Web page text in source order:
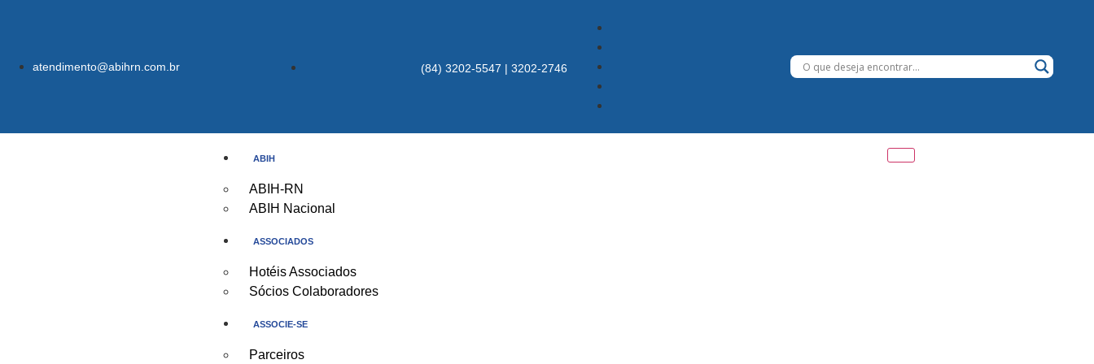
atendimento@abihrn.com.br (84) 3202-5547 | 3202-2746
ABIH
ABIH-RN
ABIH Nacional
ASSOCIADOS
Hotéis Associados
Sócios Colaboradores
ASSOCIE-SE
Parceiros